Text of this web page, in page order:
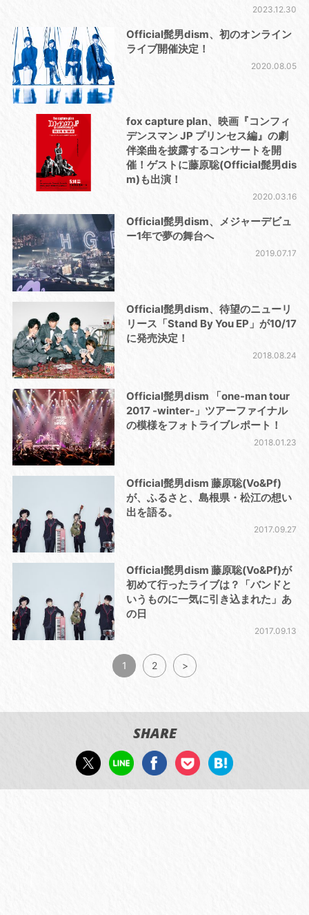
2023.12.30
Official髭男dism、初のオンライン
ライブ開催決定！
2020.08.05
fox capture plan、映画『コンフィ
デンスマン JP プリンセス編』の劇
伴楽曲を披露するコンサートを開
催！ゲストに藤原聡(Official髭男dis
m)も出演！
2020.03.16
Official髭男dism、メジャーデビュ
ー1年で夢の舞台へ
2019.07.17
Official髭男dism、待望のニューリ
リース「Stand By You EP」が10/17
に発売決定！
2018.08.24
Official髭男dism 「one-man tour
2017 -winter-」ツアーファイナル
の模様をフォトライブレポート！
2018.01.23
Official髭男dism 藤原聡(Vo&Pf)
が、ふるさと、島根県・松江の想い
出を語る。
2017.09.27
Official髭男dism 藤原聡(Vo&Pf)が
初めて行ったライブは？「バンドと
いうものに一気に引き込まれた」あ
の日
2017.09.13
1 2 >
SHARE